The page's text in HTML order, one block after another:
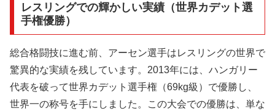
レスリングでの輝かしい実績（世界カデット選
手権優勝）
総合格闘技に進む前、アーセン選手はレスリングの世界で
驚異的な実績を残しています。2013年には、ハンガリー
代表を破って世界カデット選手権（69kg級）で優勝し、
世界一の称号を手にしました。この大会での優勝は、単な